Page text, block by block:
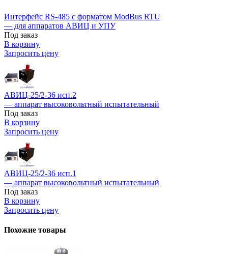
Интерфейс RS-485 с форматом ModBus RTU
— для аппаратов АВИЦ и УПУ
Под заказ
В корзину
Запросить цену
АВИЦ-25/2-36 исп.2
— аппарат высоковольтный испытательный
Под заказ
В корзину
Запросить цену
АВИЦ-25/2-36 исп.1
— аппарат высоковольтный испытательный
Под заказ
В корзину
Запросить цену
Похожие товары